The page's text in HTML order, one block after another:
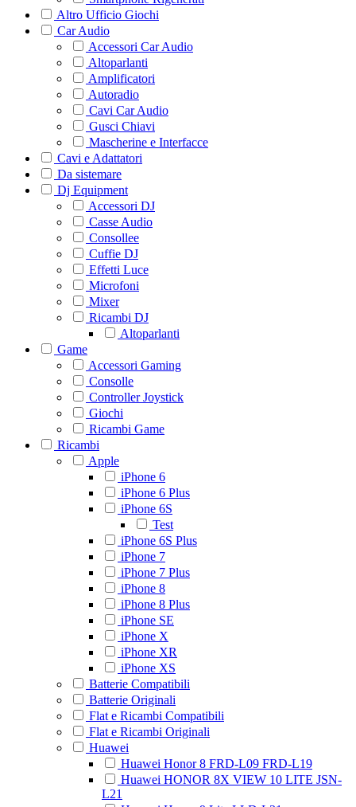
Altro Ufficio Giochi
Car Audio
Accessori Car Audio
Altoparlanti
Amplificatori
Autoradio
Cavi Car Audio
Gusci Chiavi
Mascherine e Interfacce
Cavi e Adattatori
Da sistemare
Dj Equipment
Accessori DJ
Casse Audio
Consollee
Cuffie DJ
Effetti Luce
Microfoni
Mixer
Ricambi DJ
Altoparlanti
Game
Accessori Gaming
Consolle
Controller Joystick
Giochi
Ricambi Game
Ricambi
Apple
iPhone 6
iPhone 6 Plus
iPhone 6S
Test
iPhone 6S Plus
iPhone 7
iPhone 7 Plus
iPhone 8
iPhone 8 Plus
iPhone SE
iPhone X
iPhone XR
iPhone XS
Batterie Compatibili
Batterie Originali
Flat e Ricambi Compatibili
Flat e Ricambi Originali
Huawei
Huawei Honor 8 FRD-L09 FRD-L19
Huawei HONOR 8X VIEW 10 LITE JSN-
L21